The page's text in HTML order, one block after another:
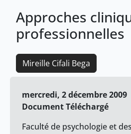
Approches
professionnelles
Mireille Cifali Bega
mercredi, 2 décembre 2009
Document Téléchargé
Faculté de psychologie et